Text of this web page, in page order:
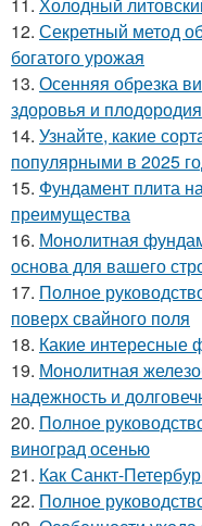
12. Секретный метод
богатого урожая
13. Осенняя обрезка
здоровья и плодородия
14. Узнайте, какие
популярными в 2025
15. Фундамент плита
преимущества
16. Монолитная
основа для вашего
17. Полное
поверх свайного поля
18. Какие интересные
19. Монолитная
надежность и
20. Полное
виноград осенью
21. Как Санкт-
22. Полное